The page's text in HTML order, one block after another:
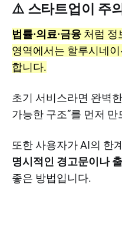
⚠️ 스타트업이 주
법률·의료·금융 처럼 정
영역에서는 할루시네
합니다.
초기 서비스라면 완벽
가능한 구조”를 먼저
또한 사용자가 AI의 한
명시적인 경고문이나
좋은 방법입니다.